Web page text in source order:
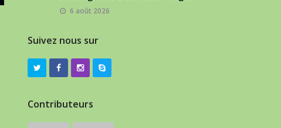
6 août 2026
Suivez nous sur
Contributeurs